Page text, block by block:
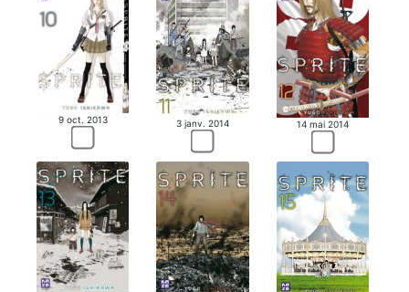
9 oct. 2013 3 janv. 2014 14 mai 2014